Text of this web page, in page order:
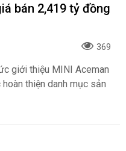
bán 2,419 tỷ đồng
369
giới thiệu MINI Aceman
thiện danh mục sản